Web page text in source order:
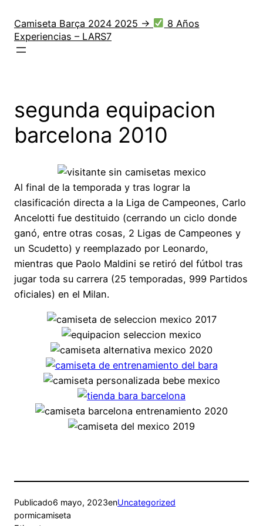
contenido
Camiseta Barça 2024 2025 →
8 Años
Experiencias – LARS7
segunda equipacion
barcelona 2010
Al final de la temporada y tras lograr la
clasificación directa a la Liga de Campeones, Carlo
Ancelotti fue destituido (cerrando un ciclo donde
ganó, entre otras cosas, 2 Ligas de Campeones y
un Scudetto) y reemplazado por Leonardo,
mientras que Paolo Maldini se retiró del fútbol tras
jugar toda su carrera (25 temporadas, 999 Partidos
oficiales) en el Milan.
Publicado6 mayo, 2023enUncategorized
pormicamiseta